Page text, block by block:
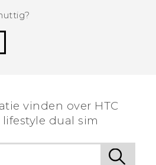
vinden over HTC
lifestyle dual sim